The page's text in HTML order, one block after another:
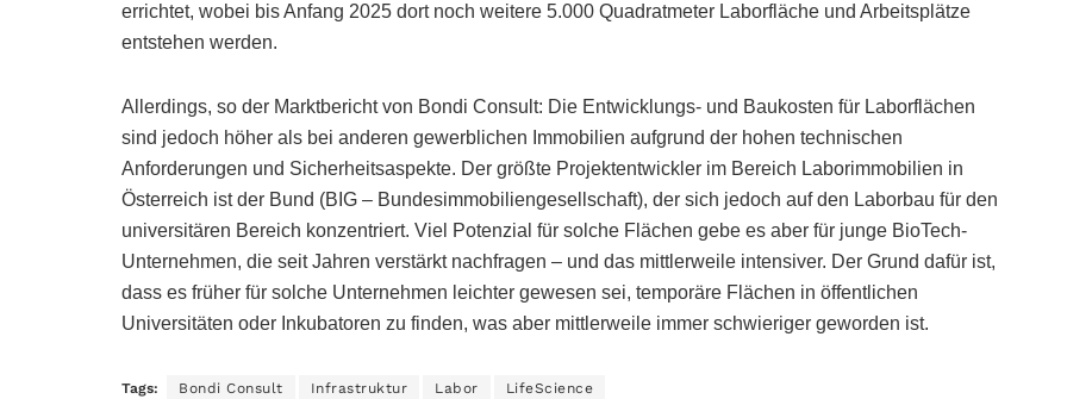
errichtet, wobei bis Anfang 2025 dort noch weitere 5.000 Quadratmeter Laborfläche und Arbeitsplätze
entstehen werden.
Allerdings, so der Marktbericht von Bondi Consult: Die Entwicklungs- und Baukosten für Laborflächen
sind jedoch höher als bei anderen gewerblichen Immobilien aufgrund der hohen technischen
Anforderungen und Sicherheitsaspekte. Der größte Projektentwickler im Bereich Laborimmobilien in
Österreich ist der Bund (BIG – Bundesimmobiliengesellschaft), der sich jedoch auf den Laborbau für den
universitären Bereich konzentriert. Viel Potenzial für solche Flächen gebe es aber für junge BioTech-
Unternehmen, die seit Jahren verstärkt nachfragen – und das mittlerweile intensiver. Der Grund dafür ist,
dass es früher für solche Unternehmen leichter gewesen sei, temporäre Flächen in öffentlichen
Universitäten oder Inkubatoren zu finden, was aber mittlerweile immer schwieriger geworden ist.
Tags: Bondi Consult Infrastruktur Labor LifeScience